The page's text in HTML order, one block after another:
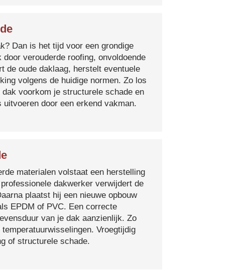
Dan is het tijd voor een grondige
verouderde roofing, onvoldoende
de oude daklaag, herstelt eventuele
volgens de huidige normen. Zo los
voorkom je structurele schade en
door een erkend vakman.
materialen volstaat een herstelling
dakwerker verwijdert de
plaatst hij een nieuwe opbouw
EPDM of PVC. Een correcte
van je dak aanzienlijk. Zo
Vroegtijdig
of structurele schade.